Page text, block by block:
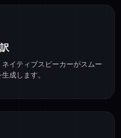
イティブスピーカーがスムー
成します。